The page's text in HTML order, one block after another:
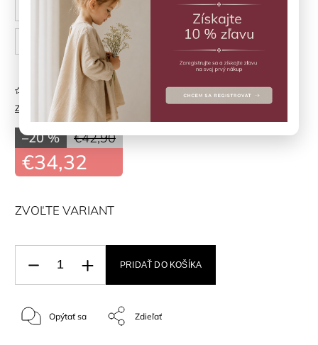
116 cm 122 cm 128 cm
Značka: MINYMO
Neohodnotené
€42,90
–20 %
€34,32
ZVOĽTE VARIANT
PRIDAŤ DO KOŠÍKA
Opýtať sa Zdieľať